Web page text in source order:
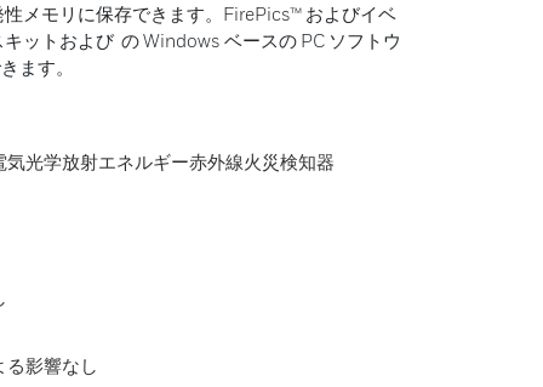
メモリに保存できます。FirePics™ およびイベ
ットおよび の Windows ベースの PC ソフトウ
ます。
光学放射エネルギー赤外線火災検知器
る影響なし